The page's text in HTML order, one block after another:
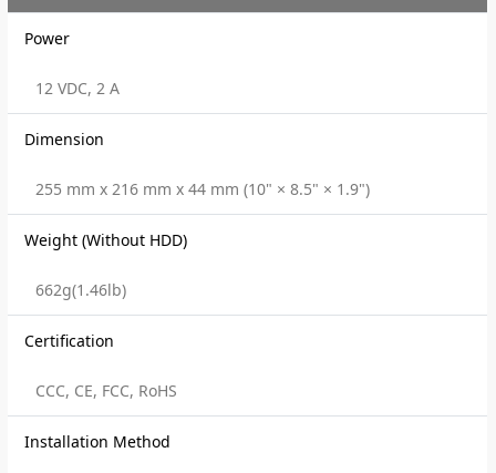
Power
12 VDC, 2 A
Dimension
255 mm x 216 mm x 44 mm (10" × 8.5" × 1.9")
Weight (Without HDD)
662g(1.46lb)
Certification
CCC, CE, FCC, RoHS
Installation Method